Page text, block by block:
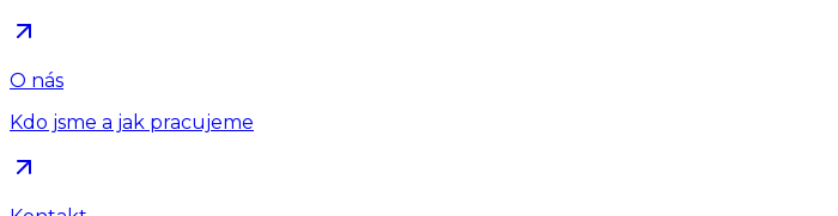
O nás
Kdo jsme a jak pracujeme